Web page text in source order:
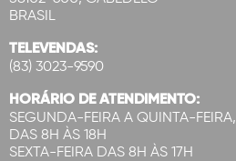
BRASIL
TELEVENDAS:
(83) 3023-9590
HORÁRIO DE ATENDIMENTO:
SEGUNDA-FEIRA A QUINTA-FEIRA,
DAS 8H ÀS 18H
SEXTA-FEIRA DAS 8H ÀS 17H